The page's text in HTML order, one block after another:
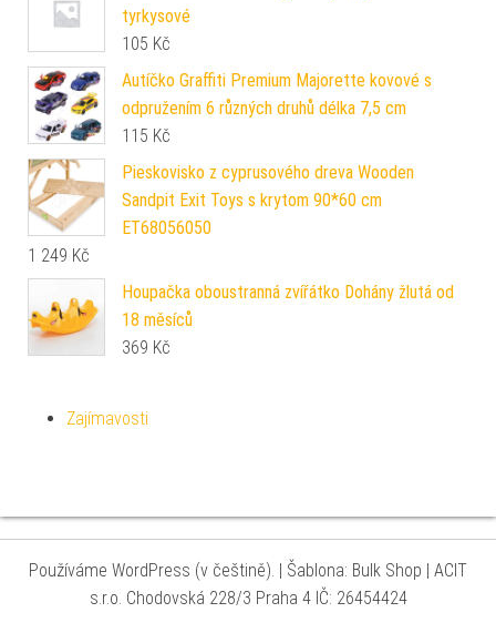
tyrkysové
105 Kč
Autíčko Graffiti Premium Majorette kovové s
odpružením 6 různých druhů délka 7,5 cm
115 Kč
Pieskovisko z cyprusového dreva Wooden
Sandpit Exit Toys s krytom 90*60 cm
ET68056050
1 249 Kč
Houpačka oboustranná zvířátko Dohány žlutá od
18 měsíců
369 Kč
Zajímavosti
Používáme WordPress (v češtině). | Šablona: Bulk Shop | ACIT
s.r.o. Chodovská 228/3 Praha 4 IČ: 26454424